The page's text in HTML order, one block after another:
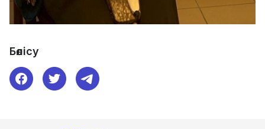
Бөлісу